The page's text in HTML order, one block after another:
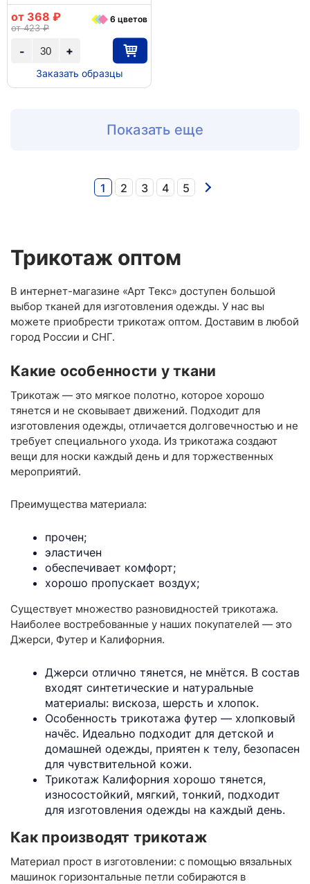
+
-
от 368 ₽
от 423 ₽
6 цветов
Заказать образцы
Показать еще
1 2 3 4 5
Трикотаж оптом
В интернет-магазине «Арт Текс» доступен большой
выбор тканей для изготовления одежды. У нас вы
можете приобрести трикотаж оптом. Доставим в любой
город России и СНГ.
Какие особенности у ткани
Трикотаж — это мягкое полотно, которое хорошо
тянется и не сковывает движений. Подходит для
изготовления одежды, отличается долговечностью и не
требует специального ухода. Из трикотажа создают
вещи для носки каждый день и для торжественных
мероприятий.
Преимущества материала:
прочен;
эластичен
обеспечивает комфорт;
хорошо пропускает воздух;
Существует множество разновидностей трикотажа.
Наиболее востребованные у наших покупателей — это
Джерси, Футер и Калифорния.
Джерси отлично тянется, не мнётся. В состав
входят синтетические и натуральные
материалы: вискоза, шерсть и хлопок.
Особенность трикотажа футер — хлопковый
начёс. Идеально подходит для детской и
домашней одежды, приятен к телу, безопасен
для чувствительной кожи.
Трикотаж Калифорния хорошо тянется,
износостойкий, мягкий, тонкий, подходит
для изготовления одежды на каждый день.
Как производят трикотаж
Материал прост в изготовлении: с помощью вязальных
машинок горизонтальные петли собираются в